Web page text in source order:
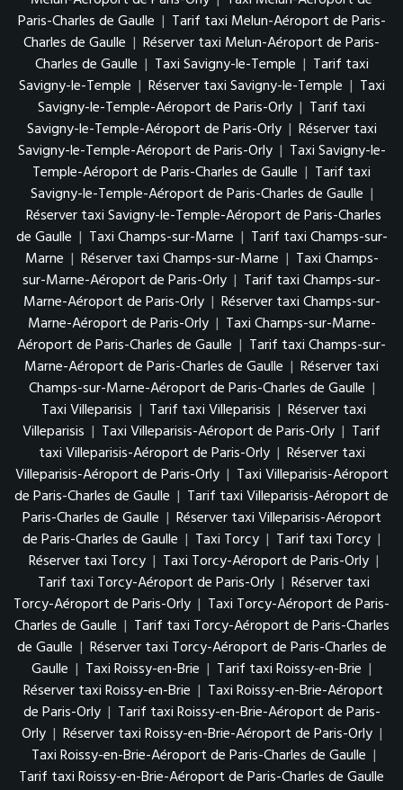
Paris-Charles de Gaulle | Tarif taxi Melun-Aéroport de Paris-
Charles de Gaulle | Réserver taxi Melun-Aéroport de Paris-
Charles de Gaulle | Taxi Savigny-le-Temple | Tarif taxi
Savigny-le-Temple | Réserver taxi Savigny-le-Temple | Taxi
Savigny-le-Temple-Aéroport de Paris-Orly | Tarif taxi
Savigny-le-Temple-Aéroport de Paris-Orly | Réserver taxi
Savigny-le-Temple-Aéroport de Paris-Orly | Taxi Savigny-le-
Temple-Aéroport de Paris-Charles de Gaulle | Tarif taxi
Savigny-le-Temple-Aéroport de Paris-Charles de Gaulle |
Réserver taxi Savigny-le-Temple-Aéroport de Paris-Charles
de Gaulle | Taxi Champs-sur-Marne | Tarif taxi Champs-sur-
Marne | Réserver taxi Champs-sur-Marne | Taxi Champs-
sur-Marne-Aéroport de Paris-Orly | Tarif taxi Champs-sur-
Marne-Aéroport de Paris-Orly | Réserver taxi Champs-sur-
Marne-Aéroport de Paris-Orly | Taxi Champs-sur-Marne-
Aéroport de Paris-Charles de Gaulle | Tarif taxi Champs-sur-
Marne-Aéroport de Paris-Charles de Gaulle | Réserver taxi
Champs-sur-Marne-Aéroport de Paris-Charles de Gaulle |
Taxi Villeparisis | Tarif taxi Villeparisis | Réserver taxi
Villeparisis | Taxi Villeparisis-Aéroport de Paris-Orly | Tarif
taxi Villeparisis-Aéroport de Paris-Orly | Réserver taxi
Villeparisis-Aéroport de Paris-Orly | Taxi Villeparisis-Aéroport
de Paris-Charles de Gaulle | Tarif taxi Villeparisis-Aéroport de
Paris-Charles de Gaulle | Réserver taxi Villeparisis-Aéroport
de Paris-Charles de Gaulle | Taxi Torcy | Tarif taxi Torcy |
Réserver taxi Torcy | Taxi Torcy-Aéroport de Paris-Orly |
Tarif taxi Torcy-Aéroport de Paris-Orly | Réserver taxi
Torcy-Aéroport de Paris-Orly | Taxi Torcy-Aéroport de Paris-
Charles de Gaulle | Tarif taxi Torcy-Aéroport de Paris-Charles
de Gaulle | Réserver taxi Torcy-Aéroport de Paris-Charles de
Gaulle | Taxi Roissy-en-Brie | Tarif taxi Roissy-en-Brie |
Réserver taxi Roissy-en-Brie | Taxi Roissy-en-Brie-Aéroport
de Paris-Orly | Tarif taxi Roissy-en-Brie-Aéroport de Paris-
Orly | Réserver taxi Roissy-en-Brie-Aéroport de Paris-Orly |
Taxi Roissy-en-Brie-Aéroport de Paris-Charles de Gaulle |
Tarif taxi Roissy-en-Brie-Aéroport de Paris-Charles de Gaulle